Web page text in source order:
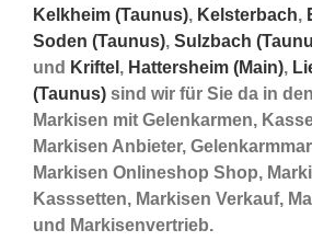
Kelkheim (Taunus), Kelsterbach,
Soden (Taunus), Sulzbach
und Kriftel , Hattersheim (Main),
(Taunus) sind wir für Sie da in
Markisen mit Gelenkarmen,
Markisen Anbieter,
Markisen Onlineshop Shop,
Kasssetten, Markisen Verkauf,
und Markisenvertrieb.